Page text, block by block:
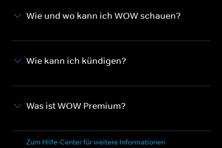
Wie und wo kann ich WOW schauen?
Wie kann ich kündigen?
Was ist WOW Premium?
Zum Hilfe-Center für weitere Informationen